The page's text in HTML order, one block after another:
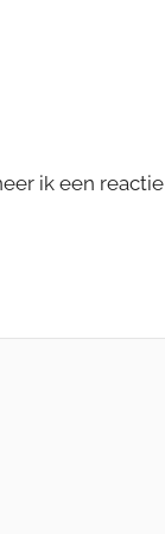
ik een reactie